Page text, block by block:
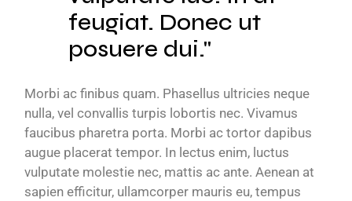
feugiat. Donec ut
posuere dui.
Morbi ac finibus quam. Phasellus ultricies neque
nulla, vel convallis turpis lobortis nec. Vivamus
faucibus pharetra porta. Morbi ac tortor dapibus
augue placerat tempor. In lectus enim, luctus
vulputate molestie nec, mattis ac ante. Aenean at
sapien efficitur, ullamcorper mauris eu, tempus